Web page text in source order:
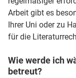
Arbeit gibt es
Ihrer Uni oder zu
für die
Wie werde ich
betreut?